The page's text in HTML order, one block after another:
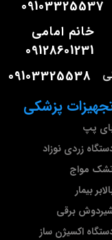
پزشکی
پپ
زردی نوزاد
تشک مواج
بیمار
برقی
اکسیژن ساز
09103325537
خانم امامی
09128601231
09103325538